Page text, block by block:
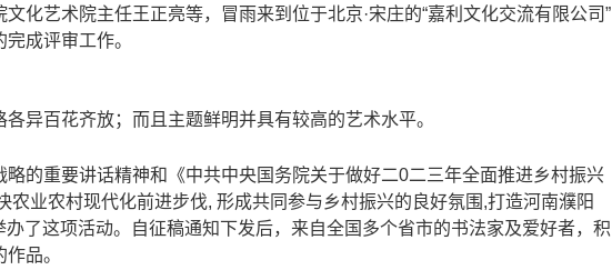
化艺术院主任王正亮等，冒雨来到位于北京·宋庄的“嘉利文化交流有限公司”
成评审工作。
异百花齐放；而且主题鲜明并具有较高的艺术水平。
的重要讲话精神和《中共中央国务院关于做好二0二三年全面推进乡村振兴
业农村现代化前进步伐, 形成共同参与乡村振兴的良好氛围,打造河南濮阳
办了这项活动。自征稿通知下发后，来自全国多个省市的书法家及爱好者，积
品。